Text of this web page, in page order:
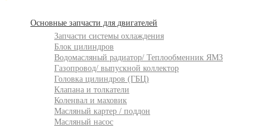
Основные запчасти для двигателей
Запчасти системы охлаждения
Блок цилиндров
Водомасляный радиатор/ Теплообменник ЯМЗ
Газопровод/ выпускной коллектор
Головка цилиндров (ГБЦ)
Клапана и толкатели
Коленвал и маховик
Масляный картер / поддон
Масляный насос